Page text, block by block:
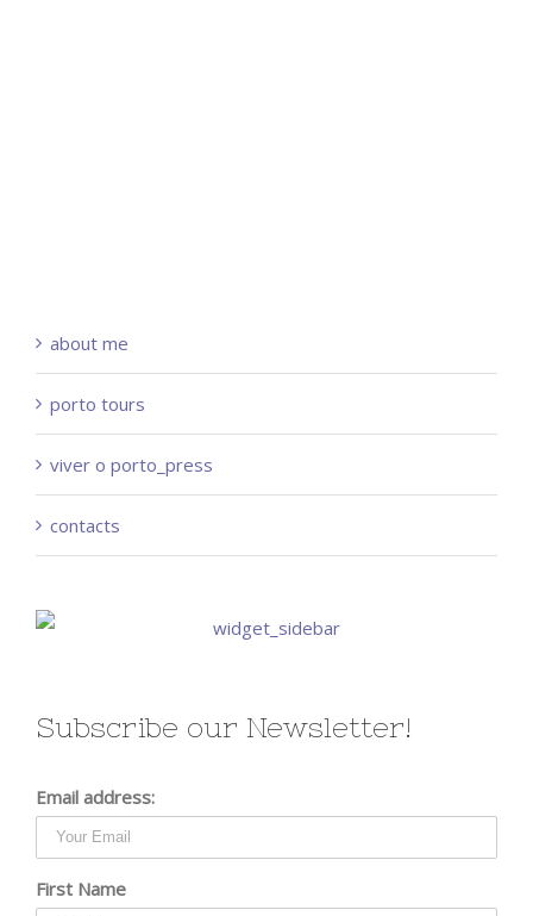
about me
porto tours
viver o porto_press
contacts
Subscribe our Newsletter!
Email address:
First Name